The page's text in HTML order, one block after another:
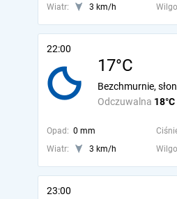
Wiatr:
3 km/h
22:00
17°C
Odczuwalna 18°C
Bezchmurnie,
Opad: 0 mm
Wiatr:
3 km/h
23:00